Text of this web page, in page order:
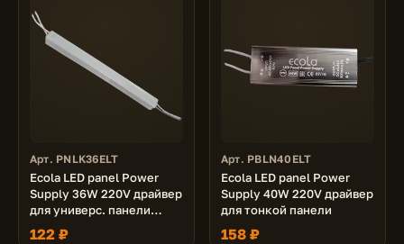
Арт. PNLK36ELT
Ecola LED panel Power
Supply 36W 220V драйвер
для универс. панели
(36W,72W) без ступеньки
122 ₽
Арт. PBLN40ELT
Ecola LED panel Power
Supply 40W 220V драйвер
для тонкой панели
158 ₽